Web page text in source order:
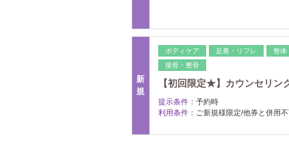
新
規
ボディケア 足裏・リフレ 整体
接骨・整骨
【初回限定★】カウンセリン
提示条件： 予約時
利用条件： ご新規様限定/他券と併用